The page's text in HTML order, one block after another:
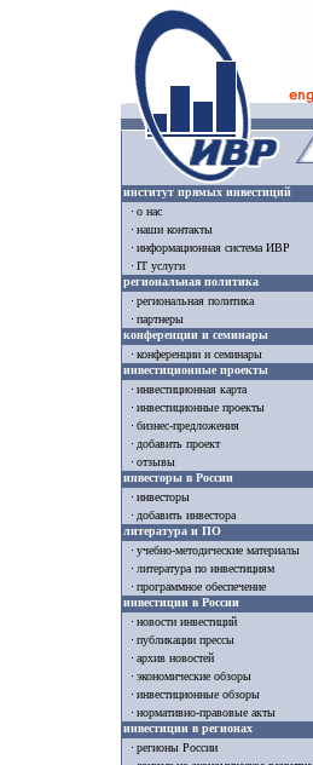
институт прямых инвестиций
о нас
наши контакты
информационная система ИВР
IT услуги
региональная политика
региональная политика
партнеры
конференции и семинары
конференции и семинары
инвестиционные проекты
инвестиционная карта
инвестиционные проекты
бизнес-предложения
добавить проект
отзывы
инвесторы в России
инвесторы
добавить инвестора
литература и ПО
учебно-методические материалы
литература по инвестициям
программное обеспечение
инвестиции в России
новости инвестиций
публикации прессы
архив новостей
экономические обзоры
инвестиционные обзоры
нормативно-правовые акты
инвестиции в регионах
регионы России